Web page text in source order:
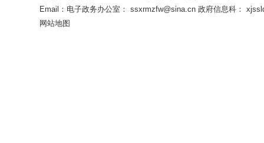
Email：电子政务办公室： ssxrmzfw@sina.cn 政府信息科：
网站地图